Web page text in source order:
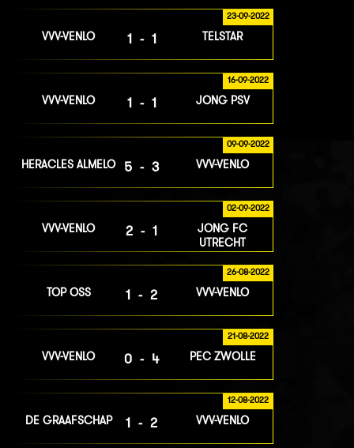
23-09-2022
VVV-VENLO 1-1 TELSTAR
16-09-2022
VVV-VENLO 1-1 JONG PSV
09-09-2022
HERACLES ALMELO 5-3 VVV-VENLO
02-09-2022
VVV-VENLO 2-1
JONG FC
UTRECHT
26-08-2022
TOP OSS 1-2 VVV-VENLO
21-08-2022
VVV-VENLO 0-4 PEC ZWOLLE
12-08-2022
DE GRAAFSCHAP 1-2 VVV-VENLO